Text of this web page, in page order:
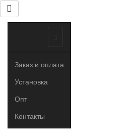
Заказ и оплата
Установка
Опт
Контакты